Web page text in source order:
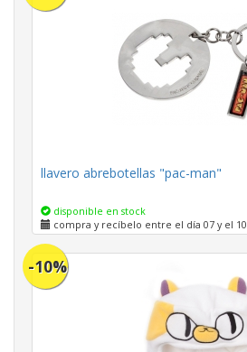
llavero abrebotellas "pac-man"
disponible en stock
compra y recíbelo entre el día 07 y el 10
-10%